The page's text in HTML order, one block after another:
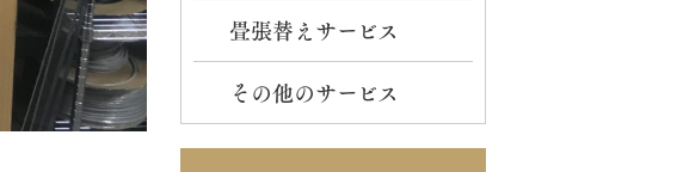
畳張替えサービス
その他のサービス